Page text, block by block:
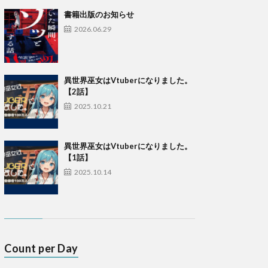
書籍出版のお知らせ
2026.06.29
異世界巫女はVtuberになりました。
【2話】
2025.10.21
異世界巫女はVtuberになりました。
【1話】
2025.10.14
Count per Day